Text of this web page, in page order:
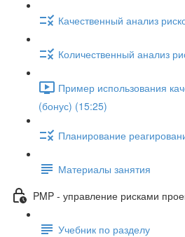
Качественный анализ
Количественный анализ
Пример использования
(бонус) (15:25)
Планирование
Материалы занятия
PMP - управление рисками
Учебник по разделу